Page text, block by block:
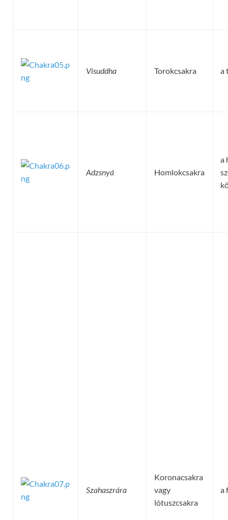
Visuddha Torokcsakra a
Adzsnyá Homlokcsakra
a
Szahaszrára
Koronacsakra
vagy
lótuszcsakra
a